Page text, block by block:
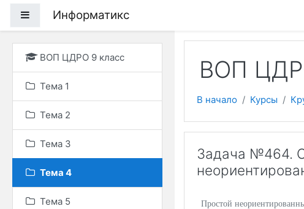
Боковая панель
Информатикс
ВОП ЦДРО 9 класс
Тема 1
Тема 2
Тема 3
Тема 4
Тема 5
ВОП
В начало Курсы
Задача №464.
Простой